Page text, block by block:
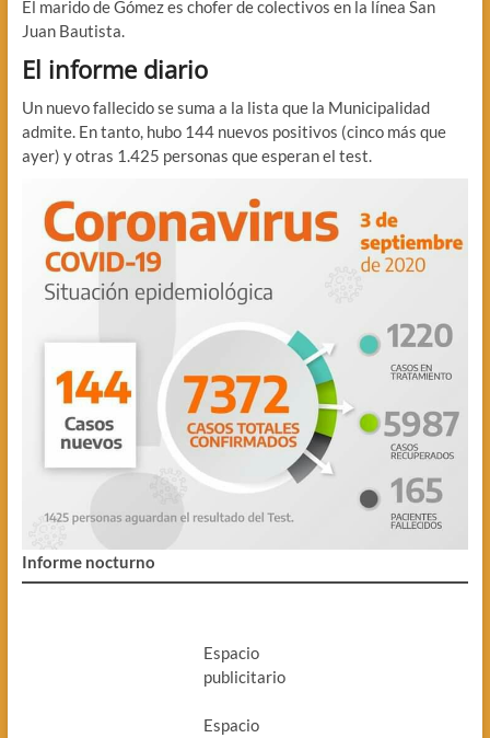
El marido de Gómez es chofer de colectivos en la línea San
Juan Bautista.
El informe diario
Un nuevo fallecido se suma a la lista que la Municipalidad
admite. En tanto, hubo 144 nuevos positivos (cinco más que
ayer) y otras 1.425 personas que esperan el test.
Informe nocturno
Espacio
publicitario
Espacio